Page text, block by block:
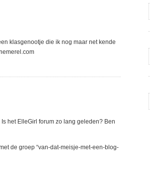
klasgenootje die ik nog maar net kende
het ElleGirl forum zo lang geleden? Ben
de groep “van-dat-meisje-met-een-blog-